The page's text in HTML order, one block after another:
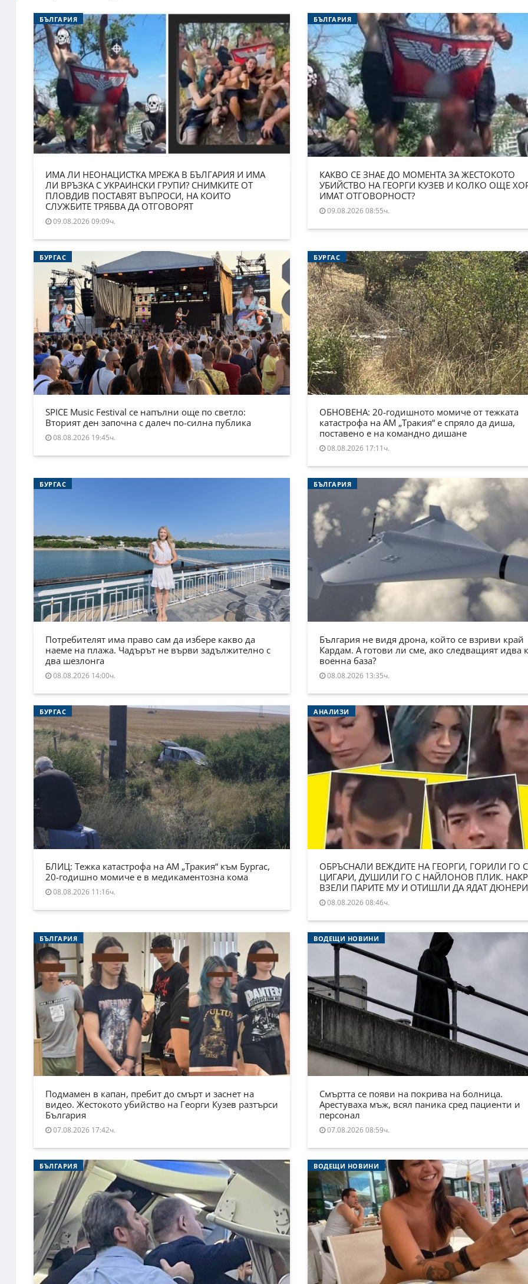
БЪЛГАРИЯ
ИМА ЛИ НЕОНАЦИСТКА МРЕЖА В БЪЛГАРИЯ И ИМА
ЛИ ВРЪЗКА С УКРАИНСКИ ГРУПИ? СНИМКИТЕ ОТ
ПЛОВДИВ ПОСТАВЯТ ВЪПРОСИ, НА КОИТО
СЛУЖБИТЕ ТРЯБВА ДА ОТГОВОРЯТ
09.08.2026 09:09ч.
БЪЛГАРИЯ
КАКВО СЕ ЗНАЕ ДО МОМЕНТА ЗА ЖЕСТОКОТО
УБИЙСТВО НА ГЕОРГИ КУЗЕВ И КОЛКО ОЩЕ
ИМАТ ОТГОВОРНОСТ?
09.08.2026 08:55ч.
БУРГАС
SPICE Music Festival се напълни още по светло:
Вторият ден започна с далеч по-силна публика
08.08.2026 19:45ч.
БУРГАС
ОБНОВЕНА: 20-годишното момиче от тежката
катастрофа на АМ „Тракия“ е спряло да диша,
поставено е на командно дишане
08.08.2026 17:11ч.
БУРГАС
Потребителят има право сам да избере какво да
наеме на плажа. Чадърът не върви задължително с
два шезлонга
08.08.2026 14:00ч.
БЪЛГАРИЯ
България не видя дрона, който се взриви край
Кардам. А готови ли сме, ако следващият идва
военна база?
08.08.2026 13:35ч.
БУРГАС
БЛИЦ: Тежка катастрофа на АМ „Тракия“ към Бургас,
20-годишно момиче е в медикаментозна кома
08.08.2026 11:16ч.
АНАЛИЗИ
ОБРЪСНАЛИ ВЕЖДИТЕ НА ГЕОРГИ, ГОРИЛИ ГО С
ЦИГАРИ, ДУШИЛИ ГО С НАЙЛОНОВ ПЛИК.
ВЗЕЛИ ПАРИТЕ МУ И ОТИШЛИ ДА ЯДАТ ДЮНЕРИ
08.08.2026 08:46ч.
БЪЛГАРИЯ
Подмамен в капан, пребит до смърт и заснет на
видео. Жестокото убийство на Георги Кузев разтърси
България
07.08.2026 17:42ч.
ВОДЕЩИ НОВИНИ
Смъртта се появи на покрива на болница.
Арестуваха мъж, всял паника сред пациенти и
персонал
07.08.2026 08:59ч.
БЪЛГАРИЯ ВОДЕЩИ НОВИНИ